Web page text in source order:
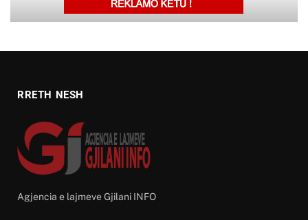
RRETH NESH
Agjencia e lajmeve Gjilani INFO